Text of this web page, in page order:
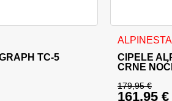
TC-5
varijanti. Opcije se mogu odabrati na
CIPELE
CRNE
179,95€
161,95 €
Ovaj